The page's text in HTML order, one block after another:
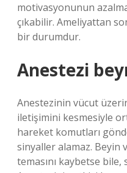
motivasyonunun
çıkabilir. Ameliyattan
bir durumdur.
Anestezi
Anestezinin vücut
iletişimini kesmesiyle
hareket komutları
sinyaller alamaz. Beyin
temasını kaybetse